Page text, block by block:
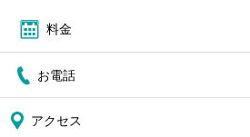
料金
お電話
アクセス